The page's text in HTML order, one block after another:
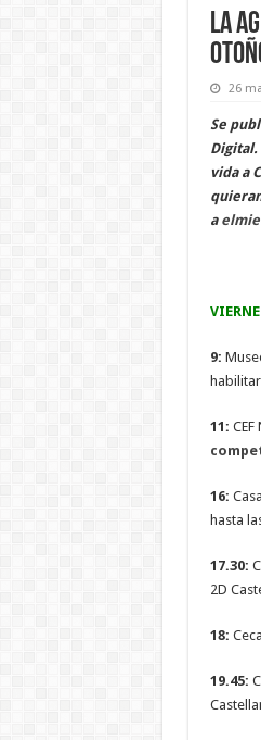
La
26
Se
Digital.
vida a
a
9:
11:
16:
hasta
17.30:
2D
18:
19.45: